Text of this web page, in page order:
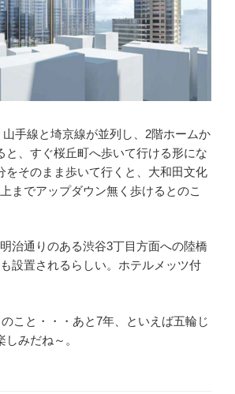
手線と埼京線が並列し、2階ホームか
と、すぐ桜丘町へ歩いて行ける形にな
をそのまま歩いて行くと、大和田文化
までアップダウン無く歩けるとのこ
治通りのある渋谷3丁目方面への陸橋
も設置されるらしい。ホテルメッツ付
こと・・・あと7年、といえば五輪じ
みだね～。